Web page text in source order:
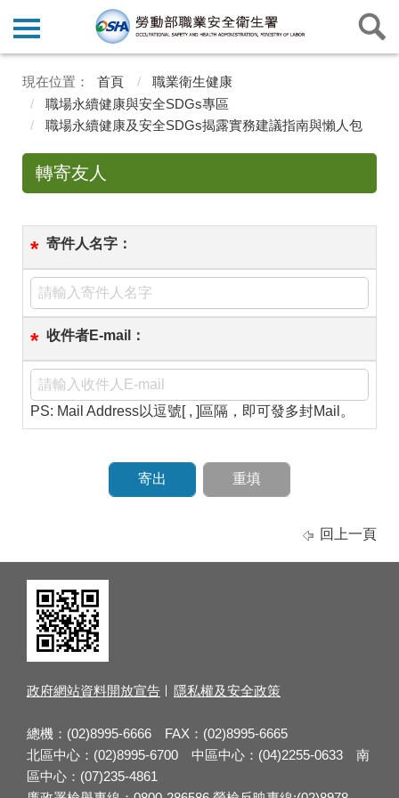
首頁
職業衛生健康
職場永續健康與安全SDGs專區
職場永續健康及安全SDGs揭露實務建議指南與懶人包
轉寄友人
* 寄件人名字：
* 收件者E-mail：
PS: Mail Address以逗號[ , ]區隔，即可發多封Mail。
回上一頁
政府網站資料開放宣告 隱私權及安全政策
總機：(02)8995-6666 FAX：(02)8995-6665
北區中心：(02)8995-6700 中區中心：(04)2255-0633 南
區中心：(07)235-4861